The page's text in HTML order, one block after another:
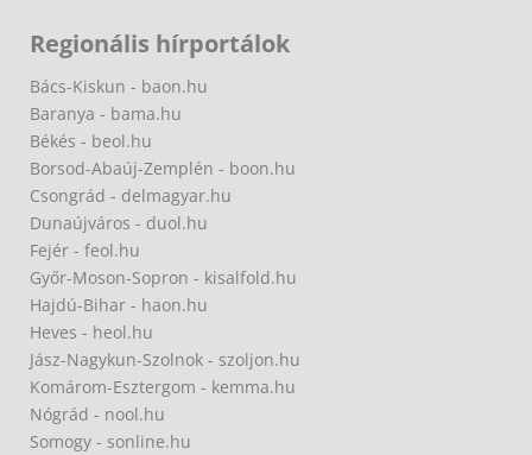
Regionális hírportálok
Bács-Kiskun - baon.hu
Baranya - bama.hu
Békés - beol.hu
Borsod-Abaúj-Zemplén - boon.hu
Csongrád - delmagyar.hu
Dunaújváros - duol.hu
Fejér - feol.hu
Győr-Moson-Sopron - kisalfold.hu
Hajdú-Bihar - haon.hu
Heves - heol.hu
Jász-Nagykun-Szolnok - szoljon.hu
Komárom-Esztergom - kemma.hu
Nógrád - nool.hu
Somogy - sonline.hu